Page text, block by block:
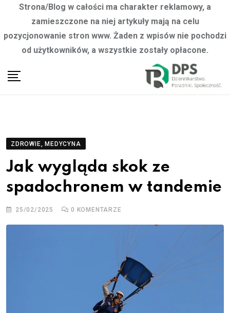
Strona/Blog w całości ma charakter reklamowy, a
zamieszczone na niej artykuły mają na celu
pozycjonowanie stron www. Żaden z wpisów nie pochodzi
od użytkowników, a wszystkie zostały opłacone.
ZDROWIE, MEDYCYNA
Jak wygląda skok ze
spadochronem w tandemie
25/02/2025 0 KOMENTARZE